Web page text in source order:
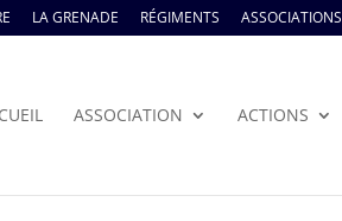
LA GRENADE RÉGIMENTS ASSOCIATIONS
ASSOCIATION ACTIONS